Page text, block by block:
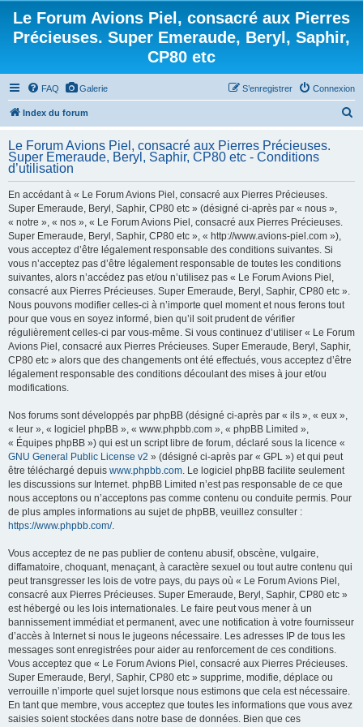
Le Forum Avions Piel, consacré aux Pierres
Précieuses. Super Emeraude, Beryl, Saphir,
CP80 etc
FAQ Galerie Connexion
S’enregistrer
Index du forum
Le Forum Avions Piel, consacré aux Pierres Précieuses.
Super Emeraude, Beryl, Saphir, CP80 etc - Conditions
d’utilisation
En accédant à « Le Forum Avions Piel, consacré aux Pierres Précieuses.
Super Emeraude, Beryl, Saphir, CP80 etc » (désigné ci-après par « nous »,
« notre », « nos », « Le Forum Avions Piel, consacré aux Pierres Précieuses.
Super Emeraude, Beryl, Saphir, CP80 etc », « http://www.avions-piel.com »),
vous acceptez d’être légalement responsable des conditions suivantes. Si
vous n’acceptez pas d’être légalement responsable de toutes les conditions
suivantes, alors n’accédez pas et/ou n’utilisez pas « Le Forum Avions Piel,
consacré aux Pierres Précieuses. Super Emeraude, Beryl, Saphir, CP80 etc ».
Nous pouvons modifier celles-ci à n’importe quel moment et nous ferons tout
pour que vous en soyez informé, bien qu’il soit prudent de vérifier
régulièrement celles-ci par vous-même. Si vous continuez d’utiliser « Le Forum
Avions Piel, consacré aux Pierres Précieuses. Super Emeraude, Beryl, Saphir,
CP80 etc » alors que des changements ont été effectués, vous acceptez d’être
légalement responsable des conditions découlant des mises à jour et/ou
modifications.
Nos forums sont développés par phpBB (désigné ci-après par « ils », « eux »,
« leur », « logiciel phpBB », « www.phpbb.com », « phpBB Limited »,
« Équipes phpBB ») qui est un script libre de forum, déclaré sous la licence «
GNU General Public License v2 » (désigné ci-après par « GPL ») et qui peut
être téléchargé depuis www.phpbb.com. Le logiciel phpBB facilite seulement
les discussions sur Internet. phpBB Limited n’est pas responsable de ce que
nous acceptons ou n’acceptons pas comme contenu ou conduite permis. Pour
de plus amples informations au sujet de phpBB, veuillez consulter :
https://www.phpbb.com/.
Vous acceptez de ne pas publier de contenu abusif, obscène, vulgaire,
diffamatoire, choquant, menaçant, à caractère sexuel ou tout autre contenu qui
peut transgresser les lois de votre pays, du pays où « Le Forum Avions Piel,
consacré aux Pierres Précieuses. Super Emeraude, Beryl, Saphir, CP80 etc »
est hébergé ou les lois internationales. Le faire peut vous mener à un
bannissement immédiat et permanent, avec une notification à votre fournisseur
d’accès à Internet si nous le jugeons nécessaire. Les adresses IP de tous les
messages sont enregistrées pour aider au renforcement de ces conditions.
Vous acceptez que « Le Forum Avions Piel, consacré aux Pierres Précieuses.
Super Emeraude, Beryl, Saphir, CP80 etc » supprime, modifie, déplace ou
verrouille n’importe quel sujet lorsque nous estimons que cela est nécessaire.
En tant que membre, vous acceptez que toutes les informations que vous avez
saisies soient stockées dans notre base de données. Bien que ces